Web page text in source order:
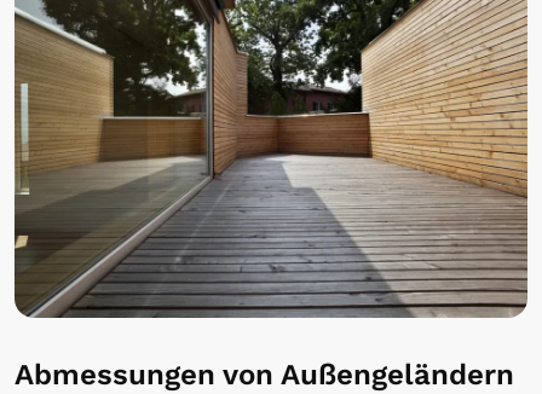
Abmessungen von Außengeländern